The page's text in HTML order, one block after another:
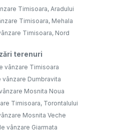
Timisoara, Aradului
Timisoara, Mehala
Timisoara, Nord
terenuri
vânzare Timisoara
vânzare Dumbravita
Mosnita Noua
Timisoara, Torontalului
Mosnita Veche
vânzare Giarmata